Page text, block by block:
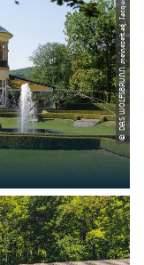
© DAS WOLFSBRUNN meinezeit.ag, Jacqueline Schulz